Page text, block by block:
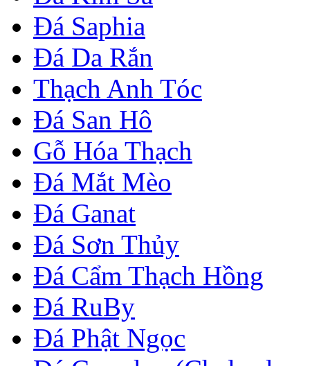
Đá Saphia
Đá Da Rắn
Thạch Anh Tóc
Đá San Hô
Gỗ Hóa Thạch
Đá Mắt Mèo
Đá Ganat
Đá Sơn Thủy
Đá Cẩm Thạch Hồng
Đá RuBy
Đá Phật Ngọc